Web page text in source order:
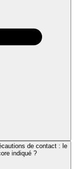
de contact : le
indiqué ?